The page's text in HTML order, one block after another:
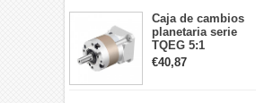
Robot CNC DIY
Caja de cambios
planetaria serie
TQEG 5:1
contragolpe 15
arcmin para motor
€40,87